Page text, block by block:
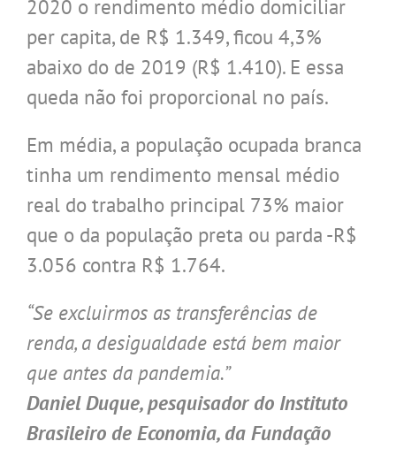
2020 o rendimento médio domiciliar
per capita, de R$ 1.349, ficou 4,3%
abaixo do de 2019 (R$ 1.410). E essa
queda não foi proporcional no país.
Em média, a população ocupada branca
tinha um rendimento mensal médio
real do trabalho principal 73% maior
que o da população preta ou parda -R$
3.056 contra R$ 1.764.
“Se excluirmos as transferências de
renda, a desigualdade está bem maior
que antes da pandemia.”
Daniel Duque, pesquisador do Instituto
Brasileiro de Economia, da Fundação